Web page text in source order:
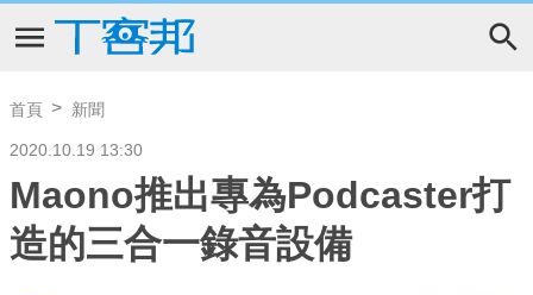
首頁 新聞
2020.10.19 13:30
Maono推出專為Podcaster打
造的三合一錄音設備